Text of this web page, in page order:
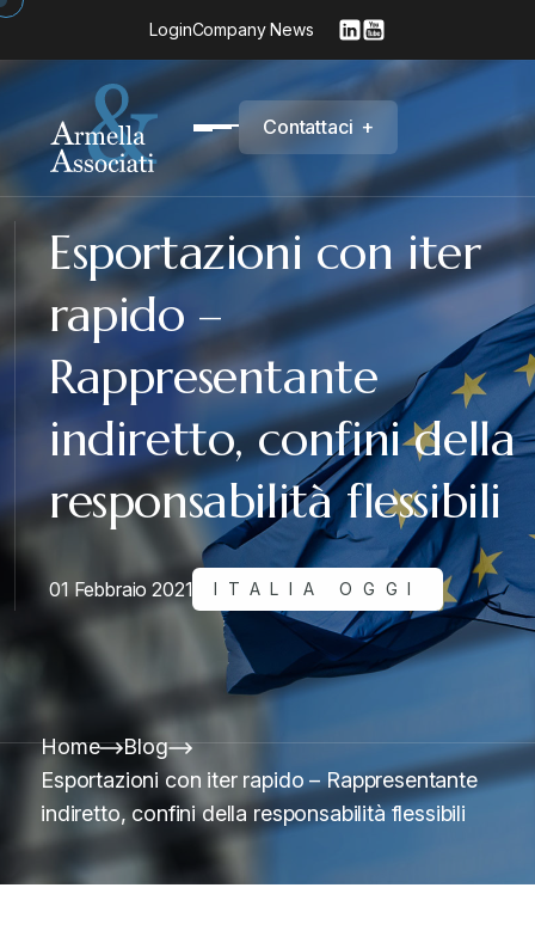
LoginCompany News
Contattaci +
Esportazioni con iter
rapido –
Rappresentante
indiretto, confini della
responsabilità flessibili
01 Febbraio 2021 ITALIA OGGI
Home
Blog
Esportazioni con iter rapido – Rappresentante
indiretto, confini della responsabilità flessibili